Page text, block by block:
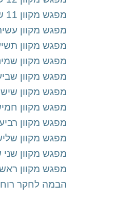
מפגש מקוון 11 של "הבמה לחקר רוחניות עכשווית ואלטרנטיבית"
מפגש מקוון
מפגש מקוון
מפגש מקוון
מפגש מקוון
מפגש מקוון
מפגש מקוון
מפגש מקוון
מפגש מקוון
מפגש מקוון
מפגש מקוון
הבמה לחקר